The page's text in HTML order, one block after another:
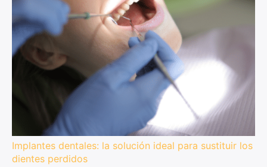
Implantes dentales: la solución ideal para sustituir los
dientes perdidos